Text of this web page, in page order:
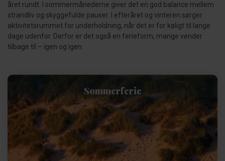
året rundt. I sommermånederne giver det en god balance mellem
strandliv og skyggefulde pauser. I efteråret og vinteren sørger
aktivitetsrummet for underholdning, når det er for køligt til lange
dage udenfor. Derfor er det også en ferieform, mange vender
tilbage til – igen og igen.
Sommerferie